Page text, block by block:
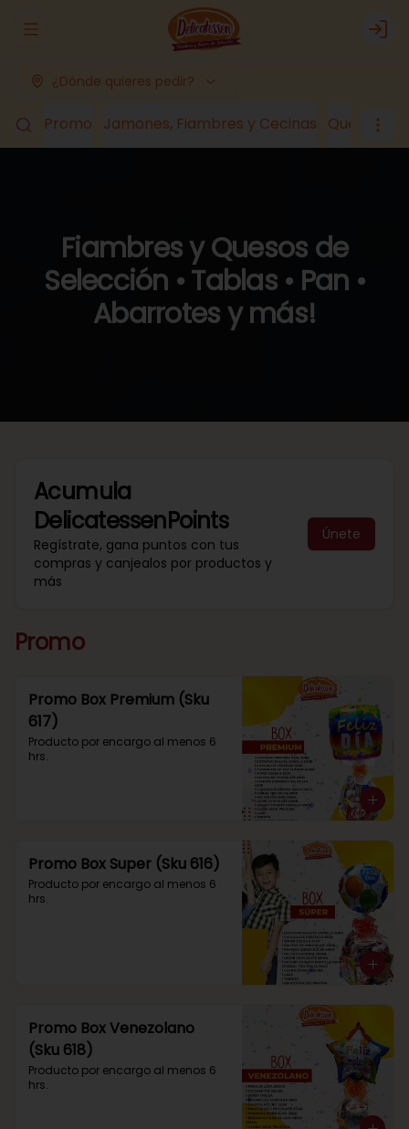
Abrir menu de navegación Login
¿Dónde quieres pedir?
Promo Jamones, Fiambres y Cecinas Quesos
Fiambres y Quesos de
Selección • Tablas • Pan •
Abarrotes y más!
Acumula
DelicatessenPoints
Regístrate, gana puntos con tus
compras y canjealos por productos y
más
Únete
Promo
Promo Box Premium (Sku
617)
Producto por encargo al menos 6
hrs.
Promo Box Super (Sku 616)
Producto por encargo al menos 6
hrs.
Promo Box Venezolano
(Sku 618)
Producto por encargo al menos 6
hrs.